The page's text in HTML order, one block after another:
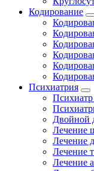
Кодирование
Психиатрия
Двойной
Лечение
Лечение
Лечение
Лечение